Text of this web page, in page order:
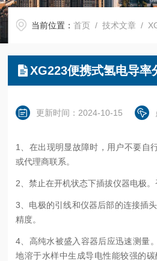
当前位置：首页 /技术文章 /
XG223便携式氢电导率
更新时间：2024-10-15
1、在出现明显故障时，用户不要自
或代理商联系。
2、禁止在开机状态下插拔仪器电极。
3、电极的引线和仪器后部的连接插
精度。
4、高纯水被盛入容器后应迅速测量
地溶于水样中生成导电性能较强的